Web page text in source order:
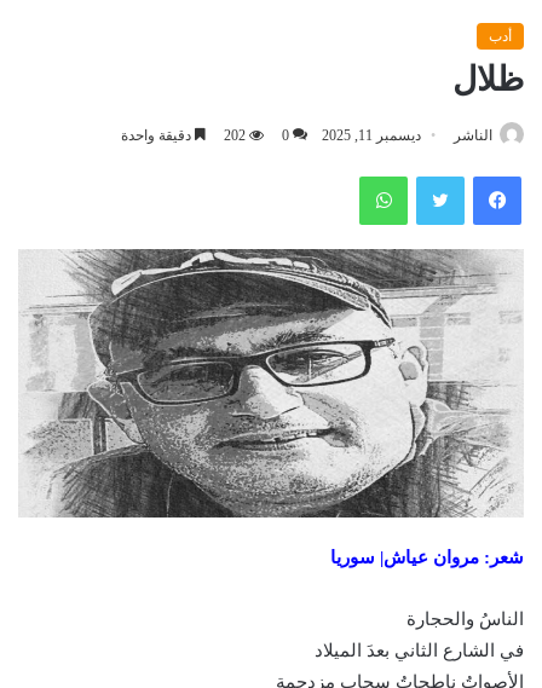
أدب
ظلال
الناشر ديسمبر 11, 2025 0
202 دقيقة واحدة
فيسبوك تويتر واتساب
شعر: مروان عياش| سوريا
الناسُ والحجارة
في الشارع الثاني بعدَ الميلاد
الأصواتُ ناطحاتُ سحابٍ مزدحمة